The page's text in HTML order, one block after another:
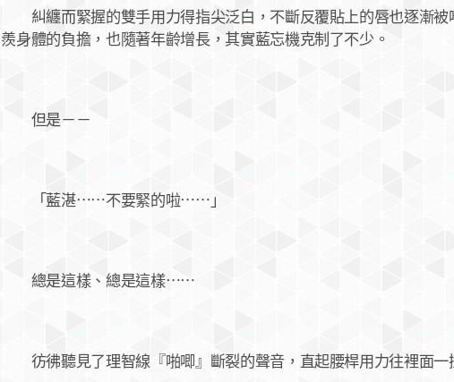
糾纏而緊握的雙手用力得指尖泛白，不斷反覆貼上的唇也逐漸被
羨身體的負擔，也隨著年齡增長，其實藍忘機克制了不少。
但是－－
「藍湛⋯⋯不要緊的啦⋯⋯」
總是這樣、總是這樣⋯⋯
彷彿聽見了理智線『啪唧』斷裂的聲音，直起腰桿用力往裡面一